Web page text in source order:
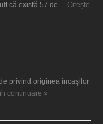
că există 57 de …Citește
privind originea incaşilor
continuare »